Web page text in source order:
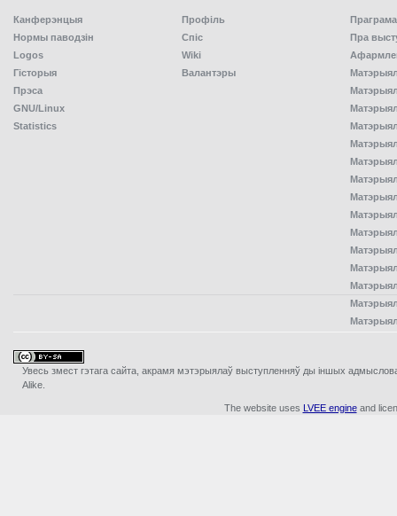
Канферэнцыя
Нормы паводзін
Logos
Гісторыя
Прэса
GNU/Linux
Statistics
Профіль
Спiс
Wiki
Валантэры
Праграма
Пра
Увесь змест гэтага сайта, акрамя мэтэрыялаў выступленняў ды iншых
Alike.
The website uses LVEE engineand